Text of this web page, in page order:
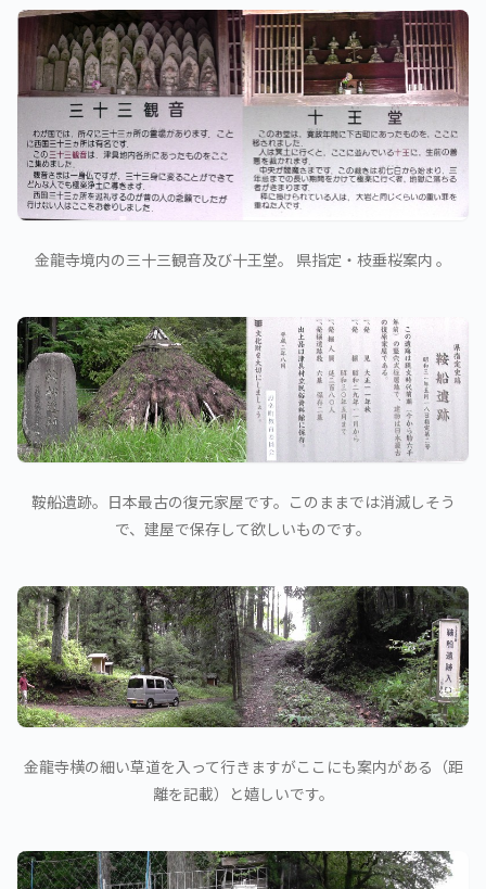
金龍寺境内の三十三観音及び十王堂。 県指定・枝垂桜案内 。
鞍船遺跡。日本最古の復元家屋です。このままでは消滅しそう
で、建屋で保存して欲しいものです。
金龍寺横の細い草道を入って行きますがここにも案内がある（距
離を記載）と嬉しいです。